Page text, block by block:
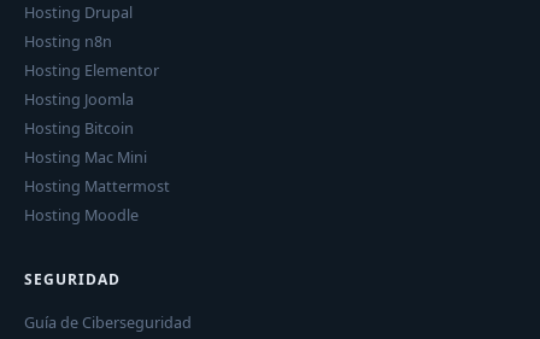
Hosting Drupal
Hosting n8n
Hosting Elementor
Hosting Joomla
Hosting Bitcoin
Hosting Mac Mini
Hosting Mattermost
Hosting Moodle
SEGURIDAD
Guía de Ciberseguridad